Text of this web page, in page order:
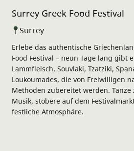
Surrey Greek Food Festival
Surrey
Erlebe das authentische
Food Festival – neun Tage lang gibt
Lammfleisch, Souvlaki, Tzatziki,
Loukoumades, die von Freiwilligen
Methoden zubereitet werden. Tanze
Musik, stöbere auf dem
festliche Atmosphäre.